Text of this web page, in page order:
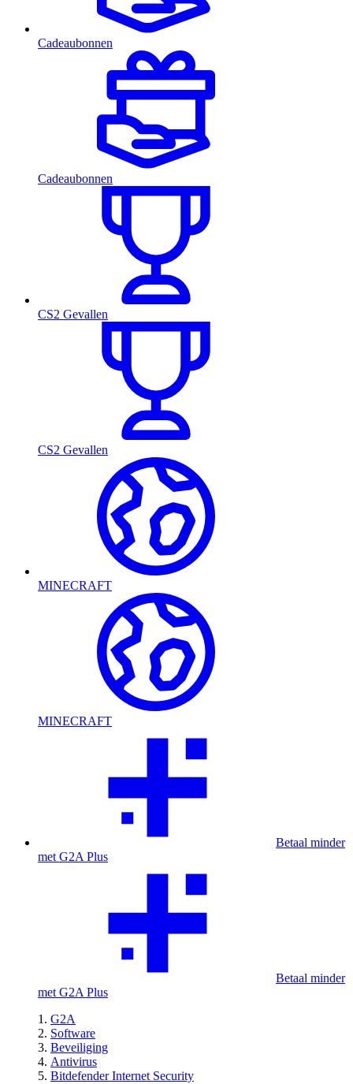
Cadeaubonnen
Cadeaubonnen
CS2 Gevallen
CS2 Gevallen
MINECRAFT
MINECRAFT
Betaal minder
met G2A Plus
Betaal minder
met G2A Plus
G2A
Software
Beveiliging
Antivirus
Bitdefender Internet Security